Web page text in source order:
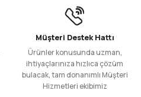
Müşteri Destek Hattı
Ürünler konusunda uzman,
ihtiyaçlarınıza hızlıca çözüm
bulacak, tam donanımlı Müşteri
Hizmetleri ekibimiz